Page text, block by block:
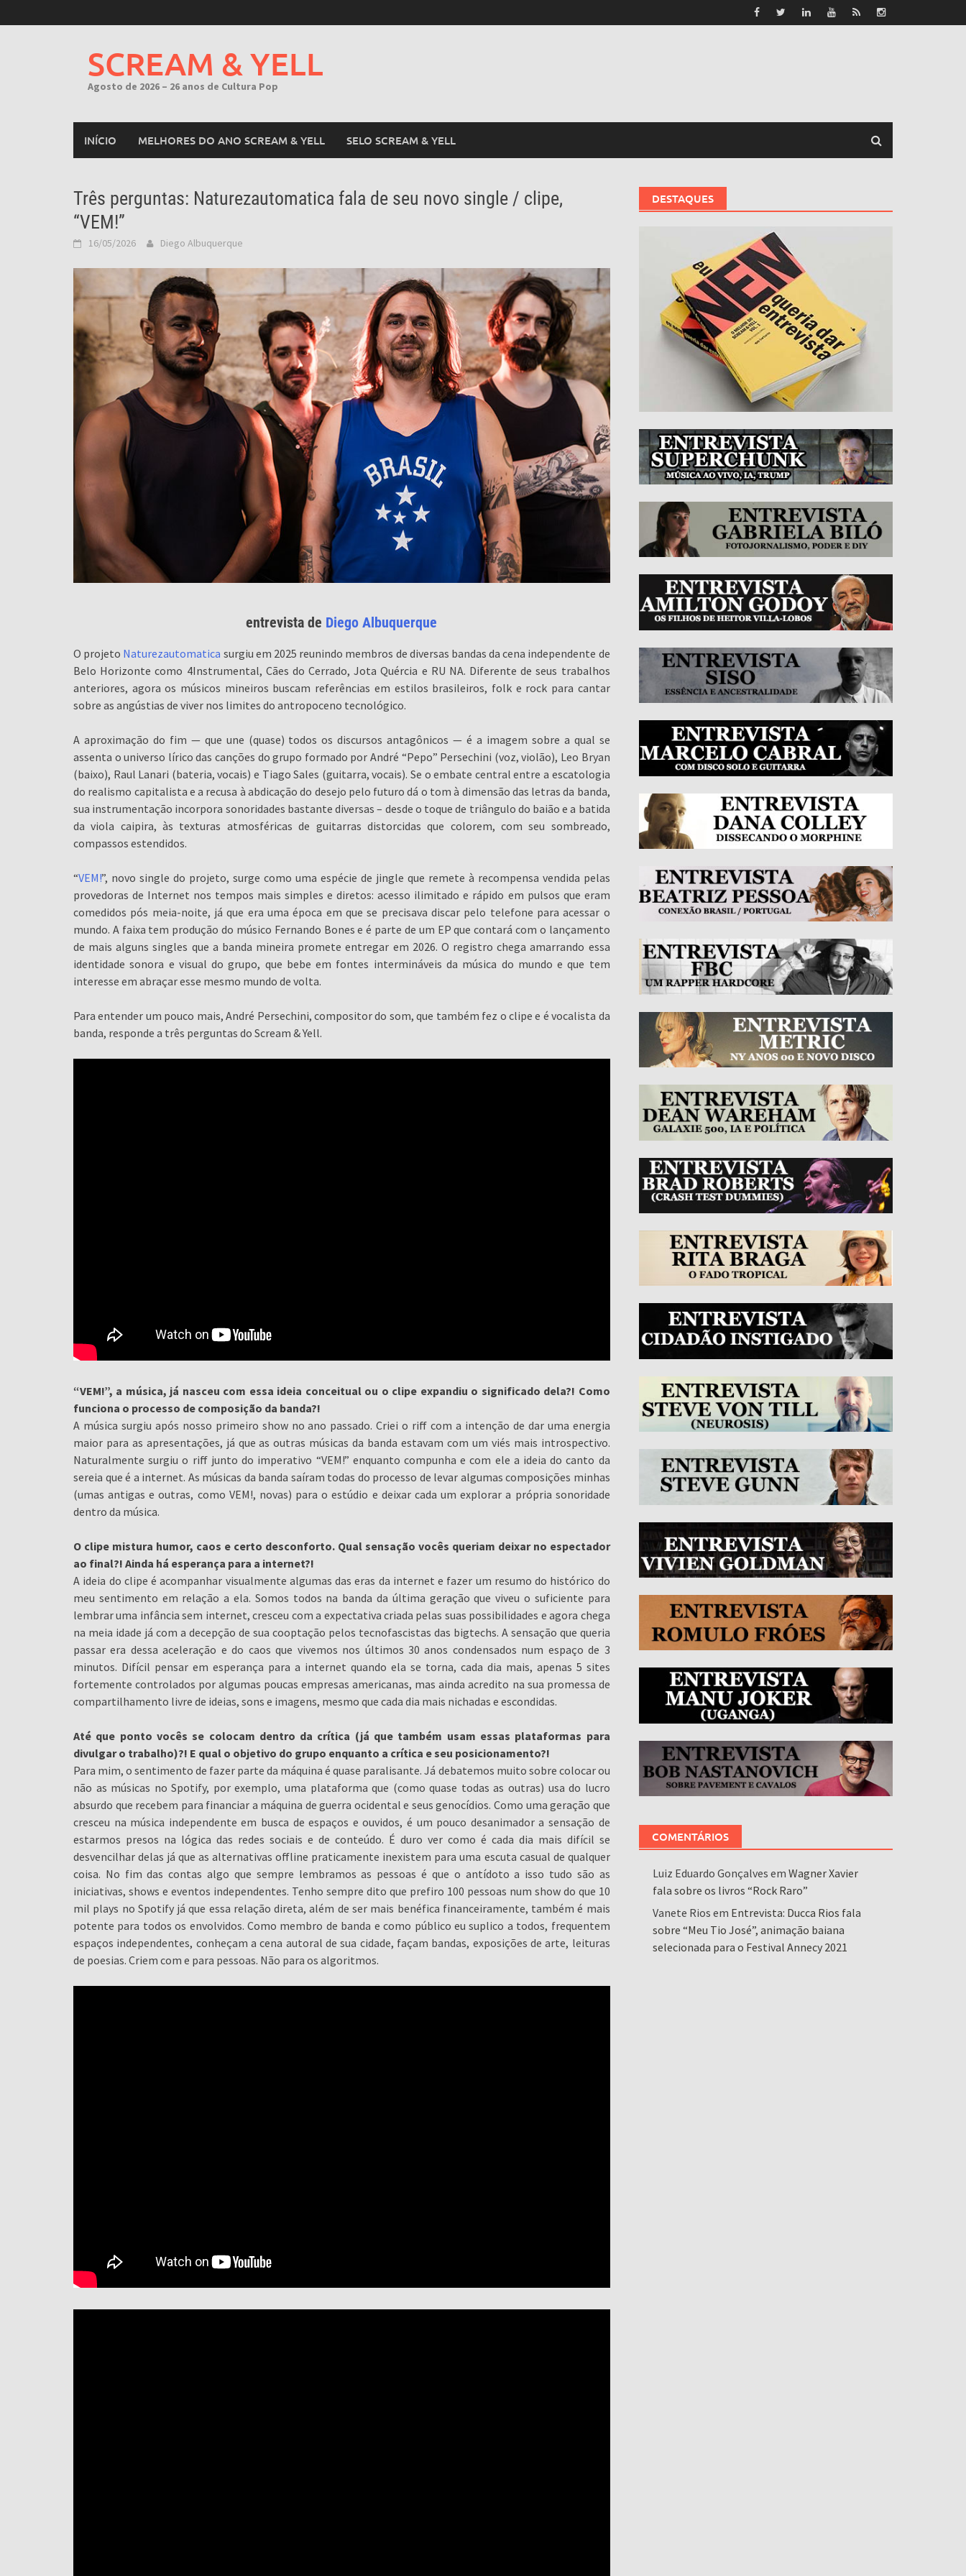
to
SCREAM & YELL
Agosto de 2026 – 26 anos de Cultura Pop
INÍCIO MELHORES DO ANO SCREAM & YELL SELO SCREAM & YELL
Três perguntas: Naturezautomatica fala de seu novo single / clipe,
“VEM!”
16/05/2026 Diego Albuquerque
entrevista de Diego Albuquerque
O projeto Naturezautomatica surgiu em 2025 reunindo membros de diversas bandas da cena independente de
Belo Horizonte como 4Instrumental, Cães do Cerrado, Jota Quércia e RU NA. Diferente de seus trabalhos
anteriores, agora os músicos mineiros buscam referências em estilos brasileiros, folk e rock para cantar
sobre as angústias de viver nos limites do antropoceno tecnológico.
A aproximação do fim — que une (quase) todos os discursos antagônicos — é a imagem sobre a qual se
assenta o universo lírico das canções do grupo formado por André “Pepo” Persechini (voz, violão), Leo Bryan
(baixo), Raul Lanari (bateria, vocais) e Tiago Sales (guitarra, vocais). Se o embate central entre a escatologia
do realismo capitalista e a recusa à abdicação do desejo pelo futuro dá o tom à dimensão das letras da banda,
sua instrumentação incorpora sonoridades bastante diversas – desde o toque de triângulo do baião e a batida
da viola caipira, às texturas atmosféricas de guitarras distorcidas que colorem, com seu sombreado,
compassos estendidos.
“VEM!”, novo single do projeto, surge como uma espécie de jingle que remete à recompensa vendida pelas
provedoras de Internet nos tempos mais simples e diretos: acesso ilimitado e rápido em pulsos que eram
comedidos pós meia-noite, já que era uma época em que se precisava discar pelo telefone para acessar o
mundo. A faixa tem produção do músico Fernando Bones e é parte de um EP que contará com o lançamento
de mais alguns singles que a banda mineira promete entregar em 2026. O registro chega amarrando essa
identidade sonora e visual do grupo, que bebe em fontes intermináveis da música do mundo e que tem
interesse em abraçar esse mesmo mundo de volta.
Para entender um pouco mais, André Persechini, compositor do som, que também fez o clipe e é vocalista da
banda, responde a três perguntas do Scream & Yell.
“VEM!”, a música, já nasceu com essa ideia conceitual ou o clipe expandiu o significado dela?! Como
funciona o processo de composição da banda?!
A música surgiu após nosso primeiro show no ano passado. Criei o riff com a intenção de dar uma energia
maior para as apresentações, já que as outras músicas da banda estavam com um viés mais introspectivo.
Naturalmente surgiu o riff junto do imperativo “VEM!” enquanto compunha e com ele a ideia do canto da
sereia que é a internet. As músicas da banda saíram todas do processo de levar algumas composições minhas
(umas antigas e outras, como VEM!, novas) para o estúdio e deixar cada um explorar a própria sonoridade
dentro da música.
O clipe mistura humor, caos e certo desconforto. Qual sensação vocês queriam deixar no espectador
ao final?! Ainda há esperança para a internet?!
A ideia do clipe é acompanhar visualmente algumas das eras da internet e fazer um resumo do histórico do
meu sentimento em relação a ela. Somos todos na banda da última geração que viveu o suficiente para
lembrar uma infância sem internet, cresceu com a expectativa criada pelas suas possibilidades e agora chega
na meia idade já com a decepção de sua cooptação pelos tecnofascistas das bigtechs. A sensação que queria
passar era dessa aceleração e do caos que vivemos nos últimos 30 anos condensados num espaço de 3
minutos. Difícil pensar em esperança para a internet quando ela se torna, cada dia mais, apenas 5 sites
fortemente controlados por algumas poucas empresas americanas, mas ainda acredito na sua promessa de
compartilhamento livre de ideias, sons e imagens, mesmo que cada dia mais nichadas e escondidas.
Até que ponto vocês se colocam dentro da crítica (já que também usam essas plataformas para
divulgar o trabalho)?! E qual o objetivo do grupo enquanto a crítica e seu posicionamento?!
Para mim, o sentimento de fazer parte da máquina é quase paralisante. Já debatemos muito sobre colocar ou
não as músicas no Spotify, por exemplo, uma plataforma que (como quase todas as outras) usa do lucro
absurdo que recebem para financiar a máquina de guerra ocidental e seus genocídios. Como uma geração que
cresceu na música independente em busca de espaços e ouvidos, é um pouco desanimador a sensação de
estarmos presos na lógica das redes sociais e de conteúdo. É duro ver como é cada dia mais difícil se
desvencilhar delas já que as alternativas offline praticamente inexistem para uma escuta casual de qualquer
coisa. No fim das contas algo que sempre lembramos as pessoas é que o antídoto a isso tudo são as
iniciativas, shows e eventos independentes. Tenho sempre dito que prefiro 100 pessoas num show do que 10
mil plays no Spotify já que essa relação direta, além de ser mais benéfica financeiramente, também é mais
potente para todos os envolvidos. Como membro de banda e como público eu suplico a todos, frequentem
espaços independentes, conheçam a cena autoral de sua cidade, façam bandas, exposições de arte, leituras
de poesias. Criem com e para pessoas. Não para os algoritmos.
DESTAQUES
COMENTÁRIOS
Luiz Eduardo Gonçalves em Wagner Xavier
fala sobre os livros “Rock Raro”
Vanete Rios em Entrevista: Ducca Rios fala
sobre “Meu Tio José”, animação baiana
selecionada para o Festival Annecy 2021